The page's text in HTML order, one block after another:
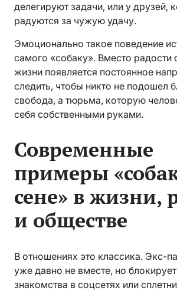
делегируют задачи, или у друзей,
радуются за чужую удачу.
Эмоционально такое поведение
самого «собаку». Вместо радости
жизни появляется постоянное
следить, чтобы никто не подошел
свобода, а тюрьма, которую
себя собственными руками.
Современные
примеры
сене» в жизни,
и обществе
В отношениях это классика. Экс-
уже давно не вместе, но
знакомства в соцсетях или